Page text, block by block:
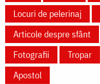
Locuri de pelerinaj
Articole despre sfânt
Fotografii
Tropar
Apostol